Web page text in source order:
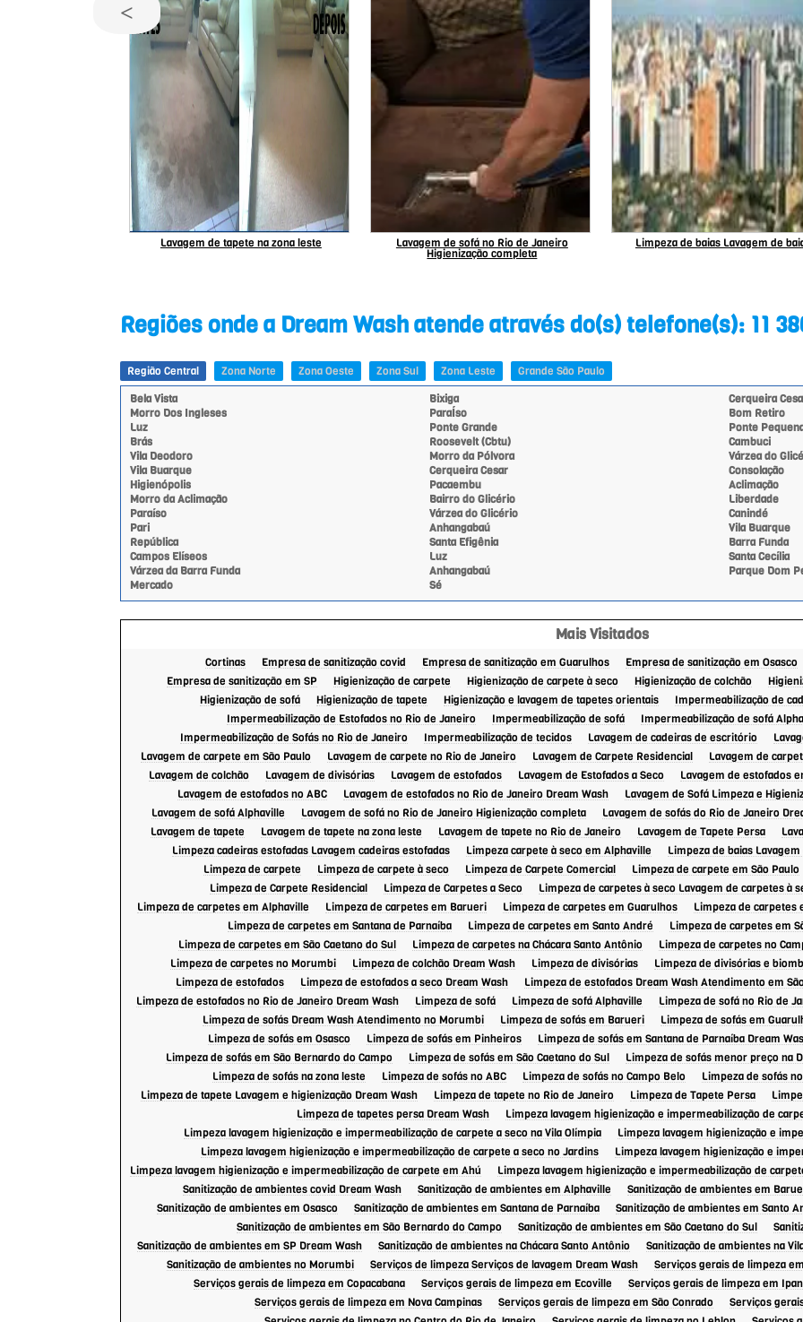
Lavagem de tapete na zona leste Lavagem de sofá no Rio de Janeiro
Higienização completa
Limpeza de baias Lavagem de
Regiões onde a Dream Wash atende através do(s) telefone(s): 11
Região Central Zona Norte Zona Oeste Zona Sul Zona Leste
Grande São Paulo
Bela Vista
Bixiga
Cerqueira
Morro Dos Ingleses
ParaÍso
Bom Retiro
Luz
Ponte Grande
Ponte
Brás
Roosevelt (Cbtu)
Cambuci
Vila Deodoro
Morro da Pólvora
Várzea do
Vila Buarque
Cerqueira Cesar
Consolação
Higienópolis
Pacaembu
Aclimação
Morro da Aclimação
Bairro do Glicério
Liberdade
Paraíso
Várzea do Glicério
Canindé
Pari
Anhangabaú
Vila Buarque
República
Santa Efigênia
Barra Funda
Campos Elíseos
Luz
Santa Cecília
Várzea da Barra Funda
Anhangabaú
Parque Dom
Mercado
Sé
Mais Visitados
Cortinas Empresa de sanitização covid Empresa de sanitização em Guarulhos Empresa de sanitização em Osasco
Empresa de sanitização em SP
Higienização de carpete Higienização de carpete à seco Higienização de colchão
Higienização de sofá
Higienização de tapete Higienização e lavagem de tapetes orientais Impermeabilização de
Impermeabilização de Estofados no Rio de Janeiro
Impermeabilização de sofá Impermeabilização de sofá
Impermeabilização de Sofás no Rio de Janeiro
Impermeabilização de tecidos Lavagem de cadeiras de escritório
Lavagem de carpete em São Paulo
Lavagem de carpete no Rio de Janeiro Lavagem de Carpete Residencial Lavagem de
Lavagem de colchão
Lavagem de divisórias Lavagem de estofados Lavagem de Estofados a Seco Lavagem de estofados
Lavagem de estofados no ABC
Lavagem de estofados no Rio de Janeiro Dream Wash Lavagem de Sofá Limpeza e
Lavagem de sofá Alphaville
Lavagem de sofá no Rio de Janeiro Higienização completa Lavagem de sofás do Rio de Janeiro
Lavagem de tapete
Lavagem de tapete na zona leste Lavagem de tapete no Rio de Janeiro Lavagem de Tapete Persa
Limpeza cadeiras estofadas Lavagem cadeiras estofadas
Limpeza carpete à seco em Alphaville Limpeza de baias Lavagem
Limpeza de carpete
Limpeza de carpete à seco Limpeza de Carpete Comercial Limpeza de carpete em São Paulo
Limpeza de Carpete Residencial
Limpeza de Carpetes a Seco Limpeza de carpetes à seco Lavagem de carpetes à
Limpeza de carpetes em Alphaville
Limpeza de carpetes em Barueri Limpeza de carpetes em Guarulhos Limpeza de carpetes
Limpeza de carpetes em Santana de Parnaíba
Limpeza de carpetes em Santo André
Limpeza de carpetes em
Limpeza de carpetes em São Caetano do Sul
Limpeza de carpetes na Chácara Santo Antônio Limpeza de carpetes no
Limpeza de carpetes no Morumbi
Limpeza de colchão Dream Wash Limpeza de divisórias Limpeza de divisórias e
Limpeza de estofados
Limpeza de estofados a seco Dream Wash Limpeza de estofados Dream Wash Atendimento em
Limpeza de estofados no Rio de Janeiro Dream Wash
Limpeza de sofá Limpeza de sofá Alphaville Limpeza de sofá no Rio de
Limpeza de sofás Dream Wash Atendimento no Morumbi
Limpeza de sofás em Barueri Limpeza de sofás em
Limpeza de sofás em Osasco
Limpeza de sofás em Pinheiros Limpeza de sofás em Santana de Parnaíba Dream
Limpeza de sofás em São Bernardo do Campo
Limpeza de sofás em São Caetano do Sul Limpeza de sofás menor preço na
Limpeza de sofás na zona leste
Limpeza de sofás no ABC Limpeza de sofás no Campo Belo Limpeza de sofás
Limpeza de tapete Lavagem e higienização Dream Wash
Limpeza de tapete no Rio de Janeiro Limpeza de Tapete Persa
Limpeza de tapetes persa Dream Wash
Limpeza lavagem higienização e impermeabilização de
Limpeza lavagem higienização e impermeabilização de carpete a seco na Vila Olímpia
Limpeza lavagem higienização e
Limpeza lavagem higienização e impermeabilização de carpete a seco no Jardins
Limpeza lavagem higienização e
Limpeza lavagem higienização e impermeabilização de carpete em Ahú
Limpeza lavagem higienização e impermeabilização de
Sanitização de ambientes covid Dream Wash
Sanitização de ambientes em Alphaville Sanitização de ambientes em
Sanitização de ambientes em Osasco
Sanitização de ambientes em Santana de Parnaíba Sanitização de ambientes em Santo
Sanitização de ambientes em São Bernardo do Campo
Sanitização de ambientes em São Caetano do Sul
Sanitização de ambientes em SP Dream Wash
Sanitização de ambientes na Chácara Santo Antônio Sanitização de ambientes na
Sanitização de ambientes no Morumbi
Serviços de limpeza Serviços de lavagem Dream Wash Serviços gerais de limpeza
Serviços gerais de limpeza em Copacabana
Serviços gerais de limpeza em Ecoville Serviços gerais de limpeza em
Serviços gerais de limpeza em Nova Campinas
Serviços gerais de limpeza em São Conrado
Serviços